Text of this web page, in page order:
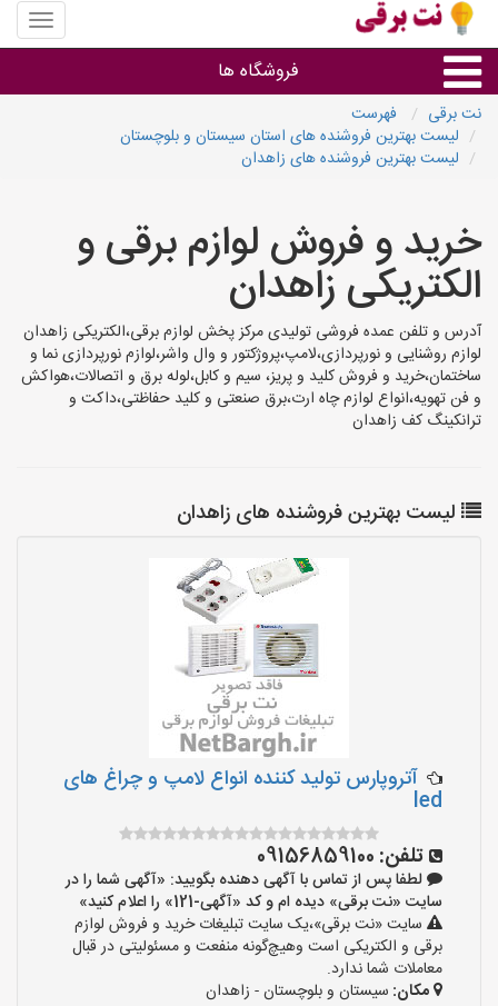
منوی
سایت
برقی
فروشگاه ها
روشنایی و نورپردازی
فروشنده های لوازم برقی
نت برقی
فهرست
لیست بهترین فروشنده های استان سیستان و بلوچستان
لیست بهترین فروشنده های زاهدان
خرید و فروش لوازم برقی و
الکتریکی زاهدان
آدرس و تلفن عمده فروشی تولیدی مرکز پخش لوازم برقی،الکتریکی زاهدان
لوازم روشنایی و نورپردازی،لامپ،پروژکتور و وال واشر،لوازم نورپردازی نما و
ساختمان،خرید و فروش کلید و پریز، سیم و کابل،لوله برق و اتصالات،هواکش
و فن تهویه،انواع لوازم چاه ارت،برق صنعتی و کلید حفاظتی،داکت و
ترانکینگ کف زاهدان
لیست بهترین فروشنده های زاهدان
آتروپارس تولید کننده انواع لامپ و چراغ های
led
تلفن: 09156859100
لطفا پس از تماس با آگهی دهنده بگویید: «آگهی شما را در
سایت «نت برقی» دیده ام و کد «آگهی-121» را اعلام کنید»
سایت «نت برقی»،یک سایت تبلیغات خرید و فروش لوازم
برقی و الکتریکی است وهیچ‌گونه منفعت و مسئولیتی در قبال
معاملات شما ندارد.
مکان: سیستان و بلوچستان - زاهدان